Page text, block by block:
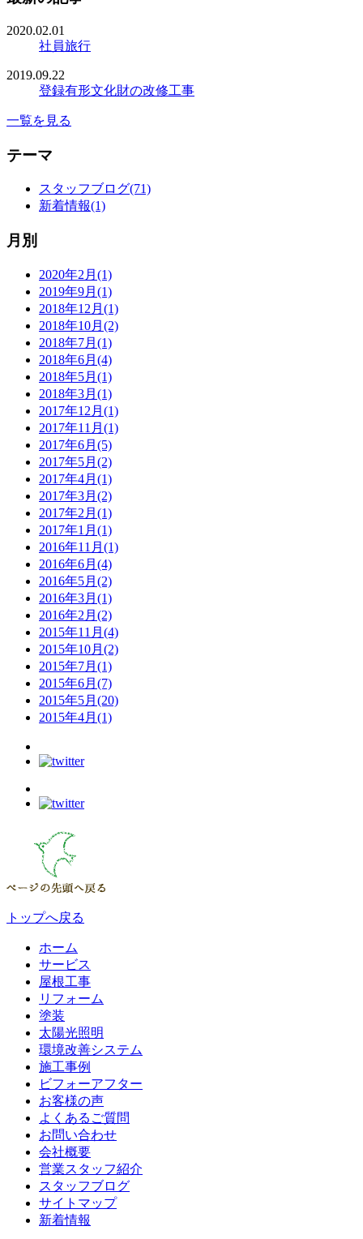
2020.02.01
社員旅行
2019.09.22
登録有形文化財の改修工事
一覧を見る
テーマ
スタッフブログ(71)
新着情報(1)
月別
2020年2月(1)
2019年9月(1)
2018年12月(1)
2018年10月(2)
2018年7月(1)
2018年6月(4)
2018年5月(1)
2018年3月(1)
2017年12月(1)
2017年11月(1)
2017年6月(5)
2017年5月(2)
2017年4月(1)
2017年3月(2)
2017年2月(1)
2017年1月(1)
2016年11月(1)
2016年6月(4)
2016年5月(2)
2016年3月(1)
2016年2月(2)
2015年11月(4)
2015年10月(2)
2015年7月(1)
2015年6月(7)
2015年5月(20)
2015年4月(1)
トップへ戻る
ホーム
サービス
屋根工事
リフォーム
塗装
太陽光照明
環境改善システム
施工事例
ビフォーアフター
お客様の声
よくあるご質問
お問い合わせ
会社概要
営業スタッフ紹介
スタッフブログ
サイトマップ
新着情報